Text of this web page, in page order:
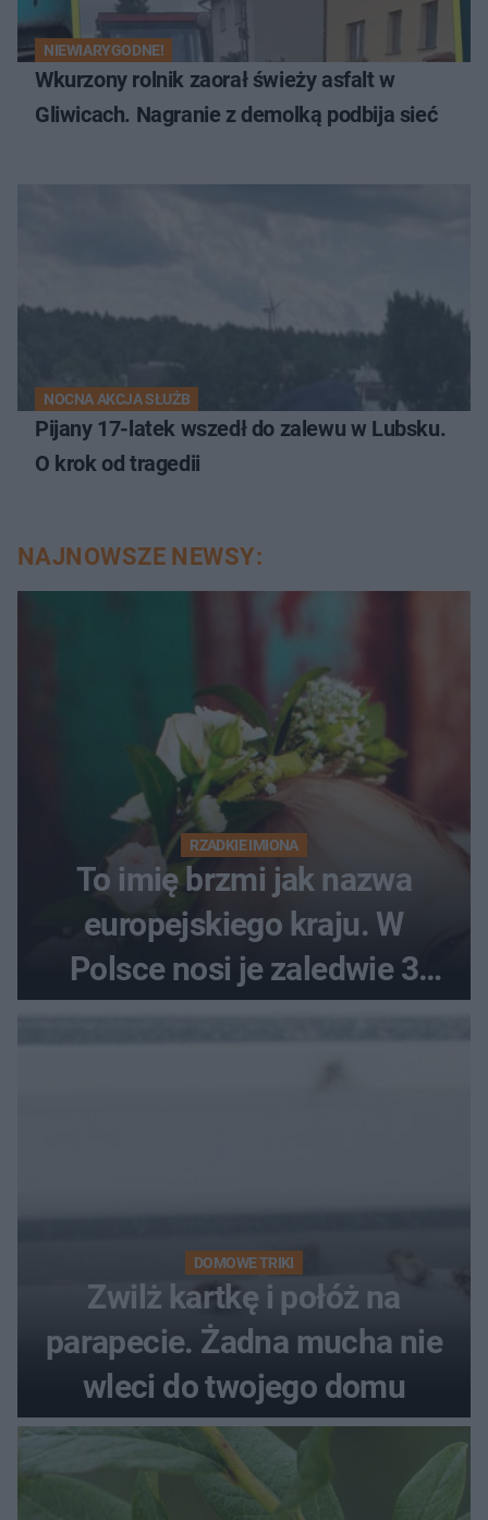
NIEWIARYGODNE!
Wkurzony rolnik zaorał świeży asfalt w
Gliwicach. Nagranie z demolką podbija sieć
NOCNA AKCJA SŁUŻB
Pijany 17-latek wszedł do zalewu w Lubsku.
O krok od tragedii
NAJNOWSZE NEWSY:
RZADKIE IMIONA
To imię brzmi jak nazwa
europejskiego kraju. W
Polsce nosi je zaledwie 3
DOMOWE TRIKI
Zwilż kartkę i połóż na
parapecie. Żadna mucha nie
wleci do twojego domu